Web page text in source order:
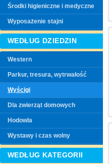
Środki higieniczne i medyczne
Wyposażenie stajni
WEDŁUG DZIEDZIN
Western
Parkur, tresura, wytrwałość
Wyścigi
Dla zwierząt domowych
Hodowla
Wystawy i czas wolny
WEDŁUG KATEGORII